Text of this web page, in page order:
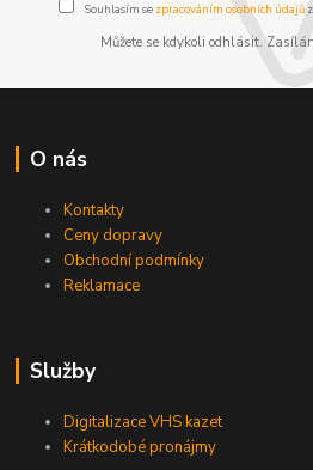
Souhlasím se zpracováním osobních údajů
Můžete se kdykoli odhlásit.
O nás
Kontakty
Ceny dopravy
Obchodní podmínky
Reklamace
Služby
Digitalizace VHS kazet
Krátkodobé pronájmy